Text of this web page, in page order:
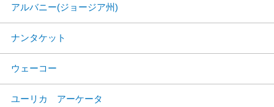
アルバニー(ジョージア州)
ナンタケット
ウェーコー
ユーリカ アーケータ